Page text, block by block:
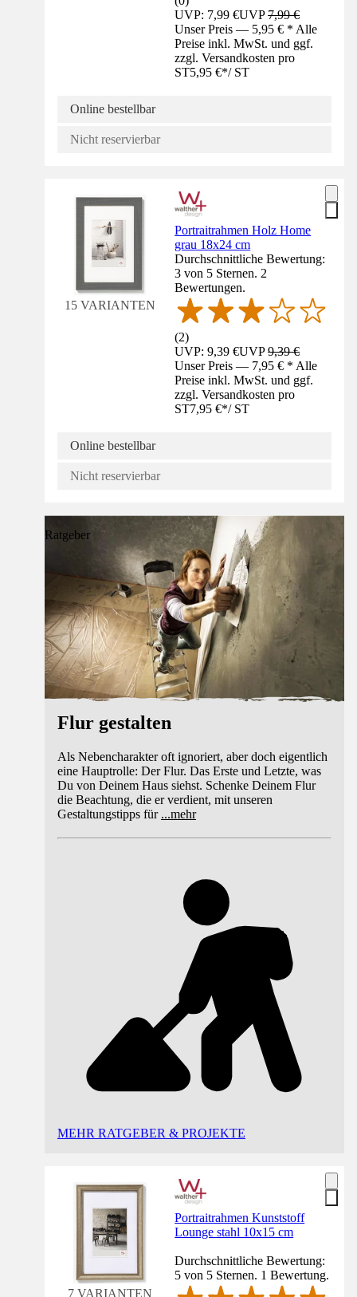
UVP: 7,99 €UVP7,99 €
Unser Preis — 5,95 € * Alle
Preise inkl. MwSt. und ggf.
zzgl. Versandkosten pro
ST5,95 €*/ ST
Online bestellbar
Nicht reservierbar
15 VARIANTEN
Portraitrahmen Holz Home
grau 18x24 cm
Durchschnittliche Bewertung:
3 von 5 Sternen. 2
Bewertungen.
(2)
UVP: 9,39 €UVP9,39 €
Unser Preis — 7,95 € * Alle
Preise inkl. MwSt. und ggf.
zzgl. Versandkosten pro
ST7,95 €*/ ST
Online bestellbar
Nicht reservierbar
Ratgeber
Flur gestalten
Als Nebencharakter oft ignoriert, aber doch eigentlich
eine Hauptrolle: Der Flur. Das Erste und Letzte, was
Du von Deinem Haus siehst. Schenke Deinem Flur
die Beachtung, die er verdient, mit unseren
Gestaltungstipps für ...mehr
MEHR RATGEBER & PROJEKTE
7 VARIANTEN
Portraitrahmen Kunststoff
Lounge stahl 10x15 cm
Durchschnittliche Bewertung:
5 von 5 Sternen. 1 Bewertung.